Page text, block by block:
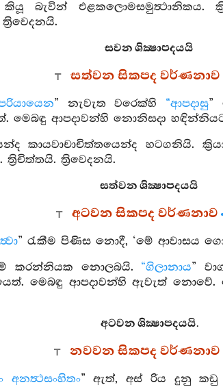
බැවින් එළකලොමසමුත්‍ථානිකය.
සවන ශික්‍ෂාපදයයි
සත්වන සිකපද වර්ණනාව
” නැවැත වරෙක්හි “ආපදාසු”
මෙබඳු ආපදාවන්හි නොනිසදා
කායවාචාචිත්තයෙන්ද හටගනියි.
ත්‍රිචිත්තයි. ත්‍රිවෙදනයි.
සත්වන ශික්‍ෂාපදයයි
අටවන සිකපද වර්ණනාව
” රැකීම පිණිස නොදී, ‘මේ ආවාසය
කරන්නියක නොලබයි. “ගිලානාය”
මෙබඳු ආපදාවන්හි ඇවැත් නොවේ.
අටවන ශික්‍ෂාපදයයි.
නවවන සිකපද වර්ණනාව
අනත්‍ථසංහිතං” ඇත්, අස් රිය දුනු කඩු